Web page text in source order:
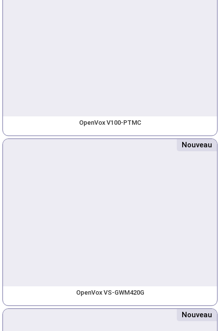
OpenVox V100-PTMC
Nouveau
OpenVox VS-GWM420G
Nouveau